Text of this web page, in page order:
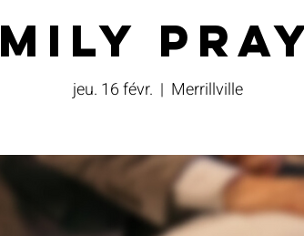
jeu. 16 févr.
  |
Merrillville